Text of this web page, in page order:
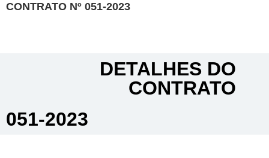
CONTRATO Nº 051-2023
DETALHES DO
CONTRATO​
051-2023